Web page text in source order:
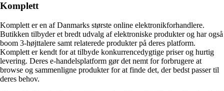
Komplett
Komplett er en af Danmarks største online elektronikforhandlere.
Butikken tilbyder et bredt udvalg af elektroniske produkter og har også
boom 3-højttalere samt relaterede produkter på deres platform.
Komplett er kendt for at tilbyde konkurrencedygtige priser og hurtig
levering. Deres e-handelsplatform gør det nemt for forbrugere at
browse og sammenligne produkter for at finde det, der bedst passer til
deres behov.